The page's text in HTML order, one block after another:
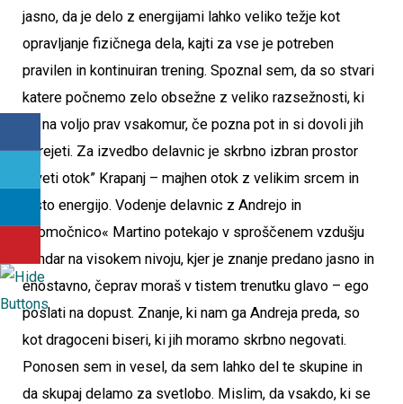
jasno, da je delo z energijami lahko veliko težje kot
opravljanje fizičnega dela, kajti za vse je potreben
pravilen in kontinuiran trening. Spoznal sem, da so stvari
katere počnemo zelo obsežne z veliko razsežnosti, ki
so na voljo prav vsakomur, če pozna pot in si dovoli jih
sprejeti. Za izvedbo delavnic je skrbno izbran prostor
“sveti otok” Krapanj – majhen otok z velikim srcem in
čisto energijo. Vodenje delavnic z Andrejo in
»pomočnico« Martino potekajo v sproščenem vzdušju
vendar na visokem nivoju, kjer je znanje predano jasno in
enostavno, čeprav moraš v tistem trenutku glavo – ego
poslati na dopust. Znanje, ki nam ga Andreja preda, so
kot dragoceni biseri, ki jih moramo skrbno negovati.
Ponosen sem in vesel, da sem lahko del te skupine in
da skupaj delamo za svetlobo. Mislim, da vsakdo, ki se